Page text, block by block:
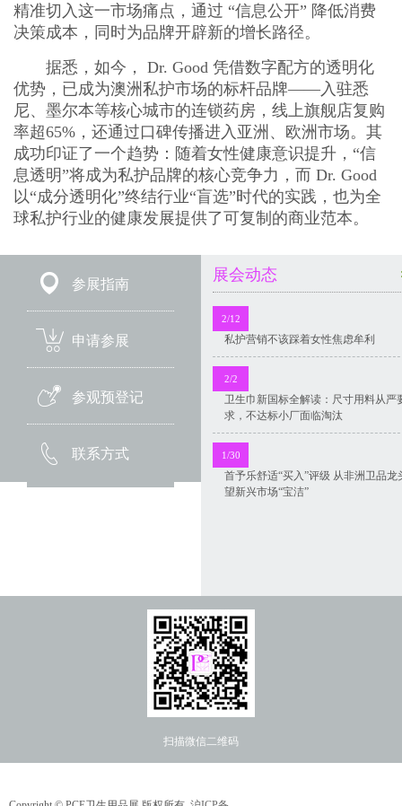
精准切入这一市场痛点，通过 “信息公开” 降低消费
决策成本，同时为品牌开辟新的增长路径。
据悉，如今， Dr. Good 凭借数字配方的透明化
优势，已成为澳洲私护市场的标杆品牌——入驻悉
尼、墨尔本等核心城市的连锁药房，线上旗舰店复购
率超65%，还通过口碑传播进入亚洲、欧洲市场。其
成功印证了一个趋势：随着女性健康意识提升，“信
息透明”将成为私护品牌的核心竞争力，而 Dr. Good
以“成分透明化”终结行业“盲选”时代的实践，也为全
球私护行业的健康发展提供了可复制的商业范本。
参展指南
申请参展
参观预登记
联系方式
展会动态
2/12
私护营销不该踩着女性焦虑牟利
2/2
卫生巾新国标全解读：尺寸用料从严
求，不达标小厂面临淘汰
1/30
首予乐舒适“买入”评级 从非洲卫品龙
望新兴市场“宝洁”
扫描微信二维码